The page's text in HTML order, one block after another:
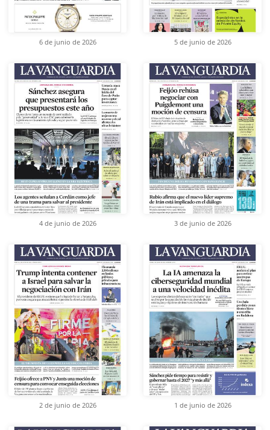
6 de junio de 2026 5 de junio de 2026
4 de junio de 2026 3 de junio de 2026
2 de junio de 2026 1 de junio de 2026